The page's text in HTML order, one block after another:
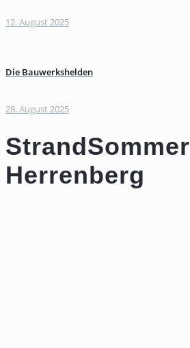
12. August 2025
Die Bauwerkshelden
28. August 2025
StrandSommer
Herrenberg